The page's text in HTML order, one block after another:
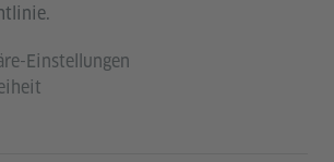
Einstellungen